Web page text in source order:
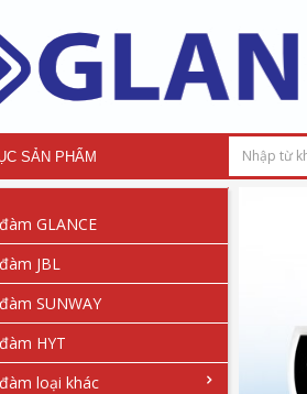
SẢN PHẨM
GLANCE
JBL
SUNWAY
HYT
loại khác